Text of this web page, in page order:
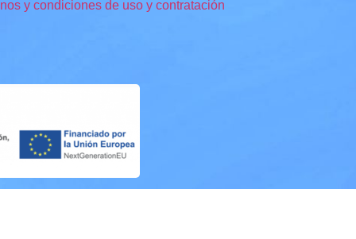
y condiciones de uso y contratación